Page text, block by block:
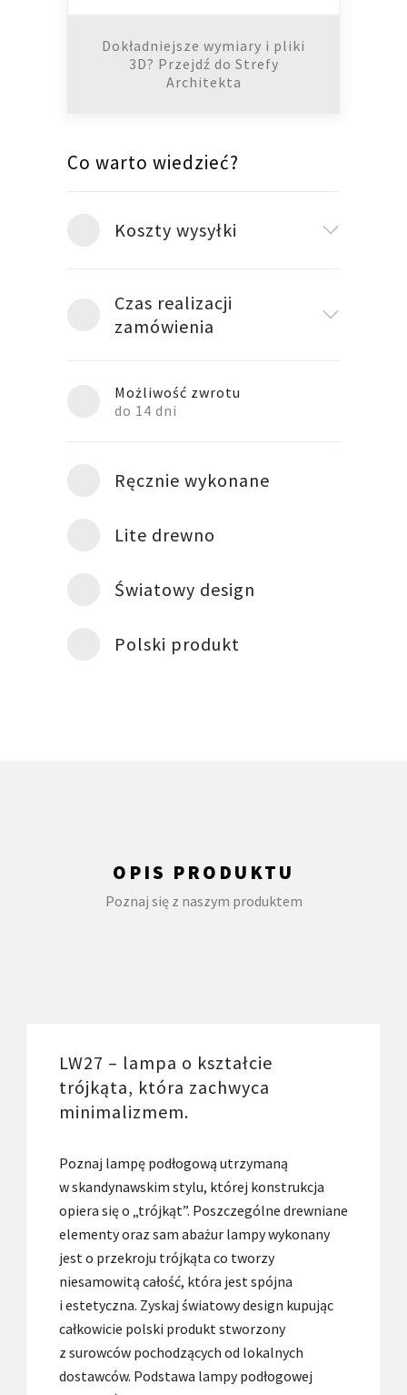
Dokładniejsze wymiary i pliki
3D? Przejdź do Strefy
Architekta
Co warto wiedzieć?
Koszty wysyłki
Czas realizacji
zamówienia
Możliwość zwrotu
do 14 dni
Ręcznie wykonane
Lite drewno
Światowy design
Polski produkt
OPIS PRODUKTU
Poznaj się z naszym produktem
LW27 – lampa o kształcie
trójkąta, która zachwyca
minimalizmem.
Poznaj lampę podłogową utrzymaną
w skandynawskim stylu, której konstrukcja
opiera się o „trójkąt”. Poszczególne drewniane
elementy oraz sam abażur lampy wykonany
jest o przekroju trójkąta co tworzy
niesamowitą całość, która jest spójna
i estetyczna. Zyskaj światowy design kupując
całkowicie polski produkt stworzony
z surowców pochodzących od lokalnych
dostawców. Podstawa lampy podłogowej